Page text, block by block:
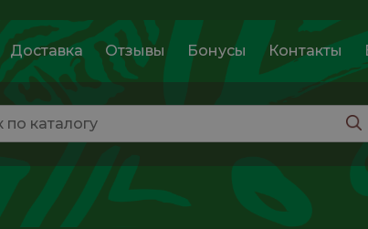
Доставка Отзывы Бонусы Контакты